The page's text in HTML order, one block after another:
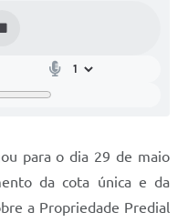
para o dia 29 de maio
da cota única e da
a Propriedade Predial